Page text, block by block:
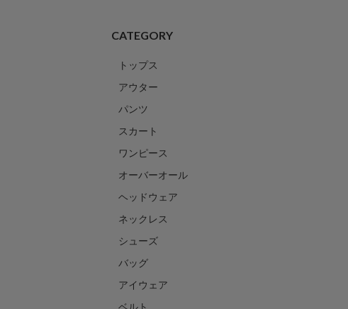
CATEGORY
トップス
アウター
パンツ
スカート
ワンピース
オーバーオール
ヘッドウェア
ネックレス
シューズ
バッグ
アイウェア
ベルト